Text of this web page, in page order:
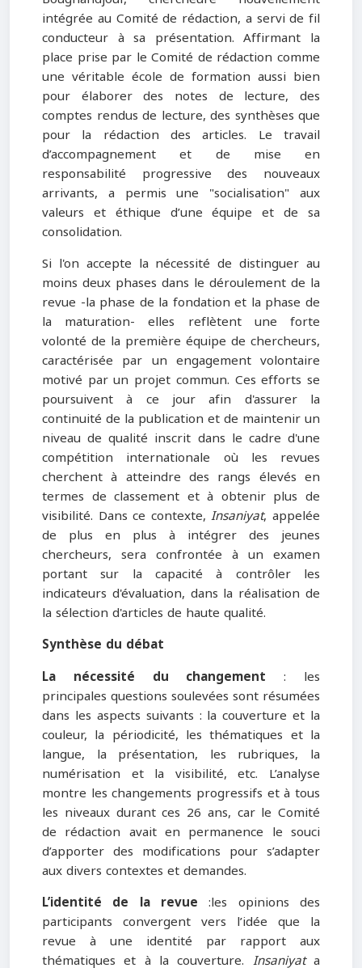
intégrée au Comité de rédaction, a servi de fil
conducteur à sa présentation. Affirmant la
place prise par le Comité de rédaction comme
une véritable école de formation aussi bien
pour élaborer des notes de lecture, des
comptes rendus de lecture, des synthèses que
pour la rédaction des articles. Le travail
d’accompagnement et de mise en
responsabilité progressive des nouveaux
arrivants, a permis une "socialisation" aux
valeurs et éthique d’une équipe et de sa
consolidation.
Si l'on accepte la nécessité de distinguer au
moins deux phases dans le déroulement de la
revue -la phase de la fondation et la phase de
la maturation- elles reflètent une forte
volonté de la première équipe de chercheurs,
caractérisée par un engagement volontaire
motivé par un projet commun. Ces efforts se
poursuivent à ce jour afin d'assurer la
continuité de la publication et de maintenir un
niveau de qualité inscrit dans le cadre d'une
compétition internationale où les revues
cherchent à atteindre des rangs élevés en
termes de classement et à obtenir plus de
visibilité. Dans ce contexte,Insaniyat, appelée
de plus en plus à intégrer des jeunes
chercheurs, sera confrontée à un examen
portant sur la capacité à contrôler les
indicateurs d'évaluation, dans la réalisation de
la sélection d'articles de haute qualité.
Synthèse du débat
La nécessité du
changement: les
principales questions soulevées sont résumées
dans les aspects suivants : la couverture et la
couleur, la périodicité, les thématiques et la
langue, la présentation, les rubriques, la
numérisation et la visibilité, etc. L’analyse
montre les changements progressifs et à tous
les niveaux durant ces 26 ans, car le Comité
de rédaction avait en permanence le souci
d’apporter des modifications pour s’adapter
aux divers contextes et demandes.
L’identité de la revue:les opinions des
participants convergent vers l’idée que la
revue à une identité par rapport aux
thématiques et à la couverture. Insaniyata